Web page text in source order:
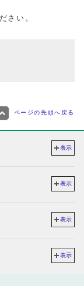
さい。
ページの先頭へ戻る
表示
表示
表示
表示